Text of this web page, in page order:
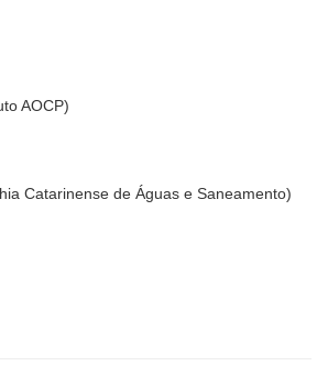
AOCP)
Catarinense de Águas e Saneamento)